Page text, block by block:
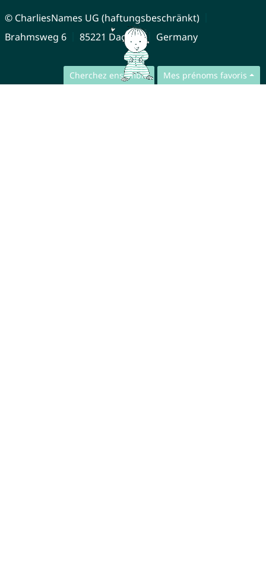
Cherchez ensemble Mes prénoms favoris
© CharliesNames UG (haftungsbeschränkt)
Brahmsweg 6
85221 Dachau Germany